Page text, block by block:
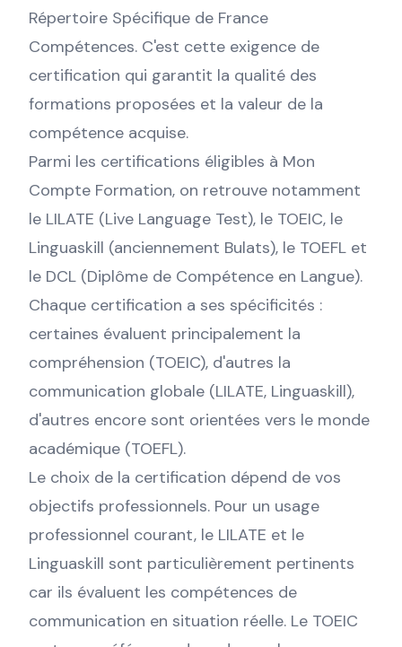
Répertoire Spécifique de France
Compétences. C'est cette exigence de
certification qui garantit la qualité des
formations proposées et la valeur de la
compétence acquise.
Parmi les certifications éligibles à Mon
Compte Formation, on retrouve notamment
le LILATE (Live Language Test), le TOEIC, le
Linguaskill (anciennement Bulats), le TOEFL et
le DCL (Diplôme de Compétence en Langue).
Chaque certification a ses spécificités :
certaines évaluent principalement la
compréhension (TOEIC), d'autres la
communication globale (LILATE, Linguaskill),
d'autres encore sont orientées vers le monde
académique (TOEFL).
Le choix de la certification dépend de vos
objectifs professionnels. Pour un usage
professionnel courant, le LILATE et le
Linguaskill sont particulièrement pertinents
car ils évaluent les compétences de
communication en situation réelle. Le TOEIC